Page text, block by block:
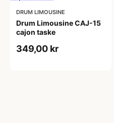
DRUM LIMOUSINE
Drum Limousine CAJ-15
cajon taske
349,00 kr